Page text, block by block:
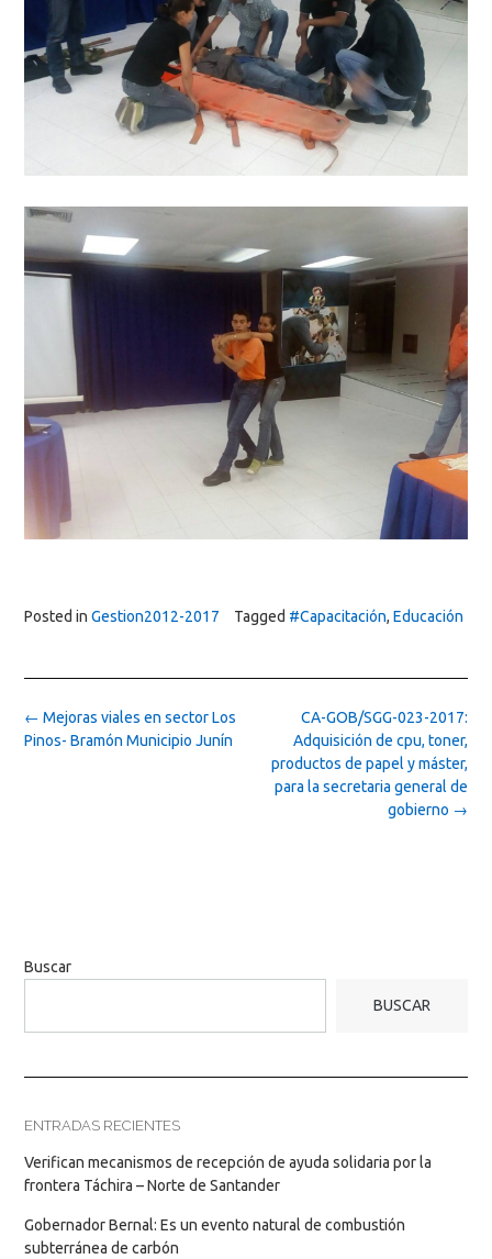
Posted in Gestion2012-2017 Tagged #Capacitación, Educación
Post
navigation
CA-GOB/SGG-023-2017:
Adquisición de cpu, toner,
productos de papel y máster,
para la secretaria general de
gobierno →
← Mejoras viales en sector Los
Pinos- Bramón Municipio Junín
Buscar
BUSCAR
ENTRADAS RECIENTES
Verifican mecanismos de recepción de ayuda solidaria por la
frontera Táchira – Norte de Santander
Gobernador Bernal: Es un evento natural de combustión
subterránea de carbón